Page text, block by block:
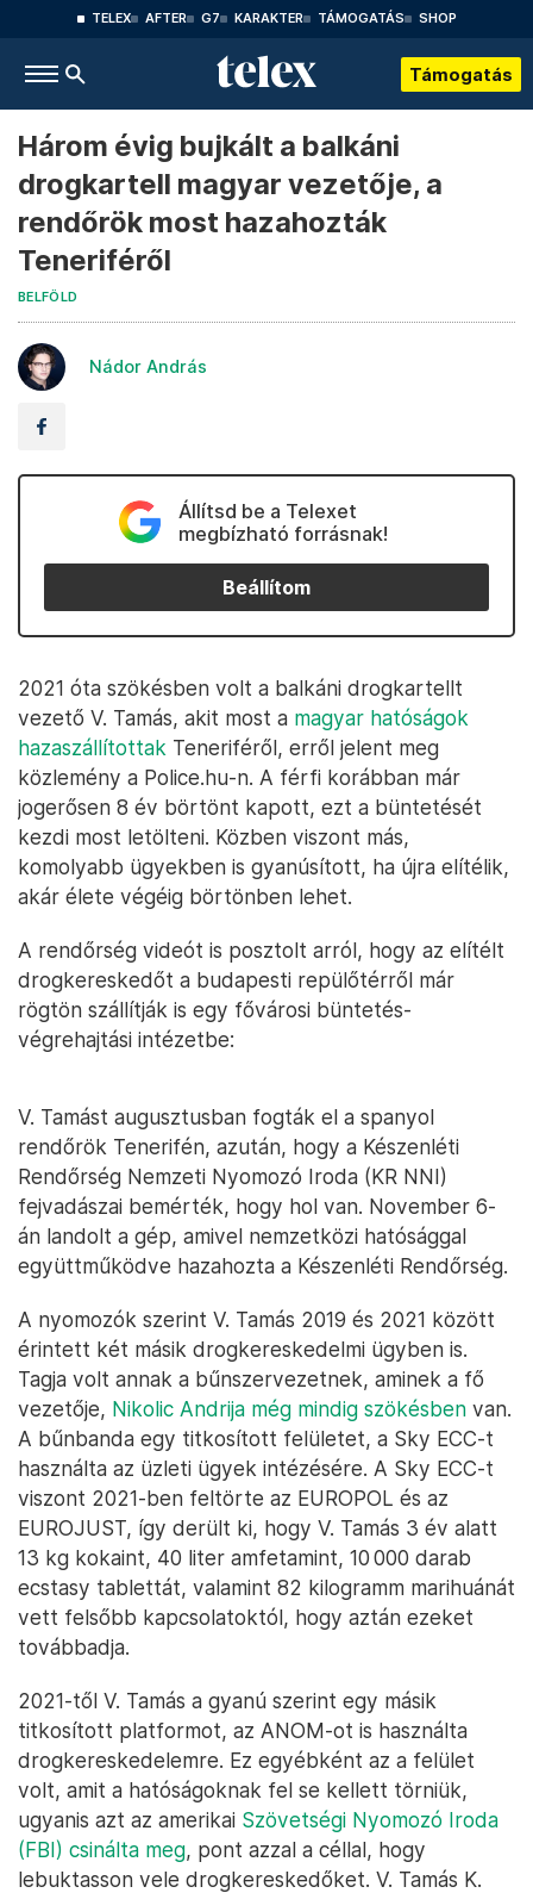
TELEX AFTER G7 KARAKTER TÁMOGATÁS SHOP
Támogatás
Három évig bujkált a balkáni
drogkartell magyar vezetője, a
rendőrök most hazahozták
Teneriféről
BELFÖLD
Nádor András
Állítsd be a Telexet
megbízható forrásnak!
Beállítom
2021 óta szökésben volt a balkáni drogkartellt
vezető V. Tamás, akit most a magyar hatóságok
hazaszállítottak Teneriféről, erről jelent meg
közlemény a Police.hu-n. A férfi korábban már
jogerősen 8 év börtönt kapott, ezt a büntetését
kezdi most letölteni. Közben viszont más,
komolyabb ügyekben is gyanúsított, ha újra elítélik,
akár élete végéig börtönben lehet.
A rendőrség videót is posztolt arról, hogy az elítélt
drogkereskedőt a budapesti repülőtérről már
rögtön szállítják is egy fővárosi büntetés-
végrehajtási intézetbe:
V. Tamást augusztusban fogták el a spanyol
rendőrök Tenerifén, azután, hogy a Készenléti
Rendőrség Nemzeti Nyomozó Iroda (KR NNI)
fejvadászai bemérték, hogy hol van. November 6-
án landolt a gép, amivel nemzetközi hatósággal
együttműködve hazahozta a Készenléti Rendőrség.
A nyomozók szerint V. Tamás 2019 és 2021 között
érintett két másik drogkereskedelmi ügyben is.
Tagja volt annak a bűnszervezetnek, aminek a fő
vezetője, Nikolic Andrija még mindig szökésben van.
A bűnbanda egy titkosított felületet, a Sky ECC-t
használta az üzleti ügyek intézésére. A Sky ECC-t
viszont 2021-ben feltörte az EUROPOL és az
EUROJUST, így derült ki, hogy V. Tamás 3 év alatt
13 kg kokaint, 40 liter amfetamint, 10 000 darab
ecstasy tablettát, valamint 82 kilogramm marihuánát
vett felsőbb kapcsolatoktól, hogy aztán ezeket
továbbadja.
2021-től V. Tamás a gyanú szerint egy másik
titkosított platformot, az ANOM-ot is használta
drogkereskedelemre. Ez egyébként az a felület
volt, amit a hatóságoknak fel se kellett törniük,
ugyanis azt az amerikai Szövetségi Nyomozó Iroda
(FBI) csinálta meg, pont azzal a céllal, hogy
lebuktasson vele drogkereskedőket. V. Tamás K.